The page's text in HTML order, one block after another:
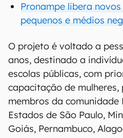
Pronampe libera
pequenos e médios
O projeto é voltado a
anos, destinado a
escolas públicas, com
capacitação de mulheres,
membros da comunidade
Estados de São Paulo,
Goiás, Pernambuco,